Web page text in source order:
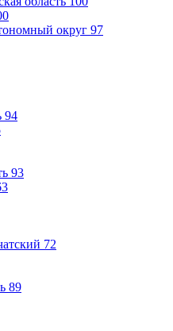
округ 97
94
93
72
89